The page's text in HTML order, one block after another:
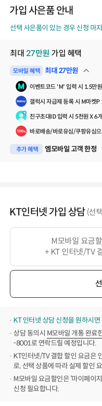
코
가입 사은품 안내
선택 사은품이 있는 경우 신청 마
최대 27만원 가입 혜택
모바일 혜택 최대27만원
펼쳐보기
이벤트코드 'M' 입력 시 1.5만
갤럭시 자급제 등록 시 M마켓P
친구초대ID 입력 시 5천원 X 6
바로배송/바로유심/쿠팡유심
추가 혜택 엠모바일 고객 한정
펼쳐보기
KT인터넷 가입 상담 (선
M모바일 요금
+ KT 인터넷/TV
KT 인터넷 상담 신청을 원하시
상담 동의시 M모바일 개통 완료
-8001로 연락드릴 예정입니다.
KT인터넷/TV 결합 할인 요금은
로, 선택 상품에 따라 실제 할인
M모바일 요금할인은 ‘마이페이
신청 필요합니다.